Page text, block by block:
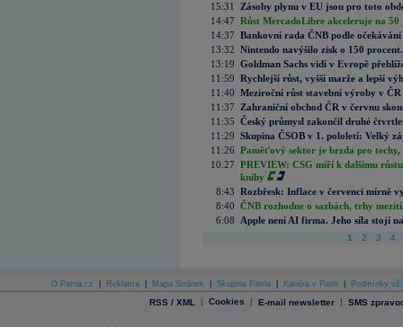
15:31
Zásoby plynu v EU jsou pro toto
14:47 Růst MercadoLibre akceleruje na
14:37 Bankovní rada ČNB podle
13:32 Nintendo navýšilo zisk o 150
13:19 Goldman Sachs vidí v Evropě
11:59 Rychlejší růst, vyšší marže a lepší
11:40 Meziroční růst stavební výroby v
11:37
Zahraniční obchod ČR v červnu
11:35 Český průmysl zakončil druhé
11:29 Skupina ČSOB v 1. pololetí: Velký
11:26 Paměťový sektor je brzda pro techy,
10:27 PREVIEW: CSG míří k dalšímu
knihy
8:43 Rozbřesk: Inflace v červenci mírně
8:40 ČNB rozhodne o sazbách, trhy
6:08
Apple není AI firma. Jeho síla stojí
1 2 3 4
O Patria.cz Reklama Mapa Stránek Skupina Patria Kariéra v Patrii Podmínky
RSS / XML | Cookies | E-mail newsletter | SMS